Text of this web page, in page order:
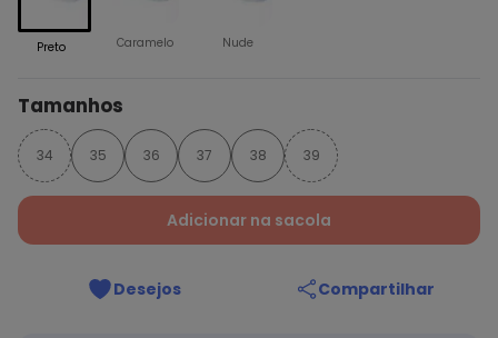
Preto Caramelo Nude
Tamanhos
34 35 36 37 38 39
Adicionar na sacola
Desejos Compartilhar